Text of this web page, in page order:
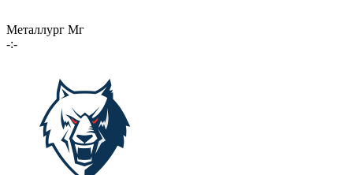
Металлург Мг
-:-